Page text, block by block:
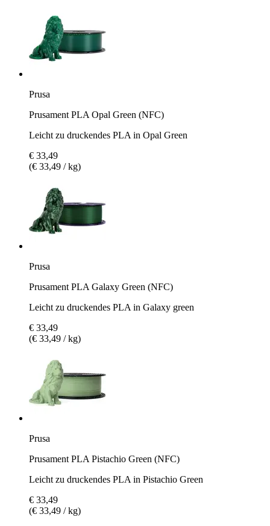
Prusa
Prusament PLA Opal Green (NFC)
Leicht zu druckendes PLA in Opal Green
€ 33,49
(€ 33,49 / kg)
Prusa
Prusament PLA Galaxy Green (NFC)
Leicht zu druckendes PLA in Galaxy green
€ 33,49
(€ 33,49 / kg)
Prusa
Prusament PLA Pistachio Green (NFC)
Leicht zu druckendes PLA in Pistachio Green
€ 33,49
(€ 33,49 / kg)